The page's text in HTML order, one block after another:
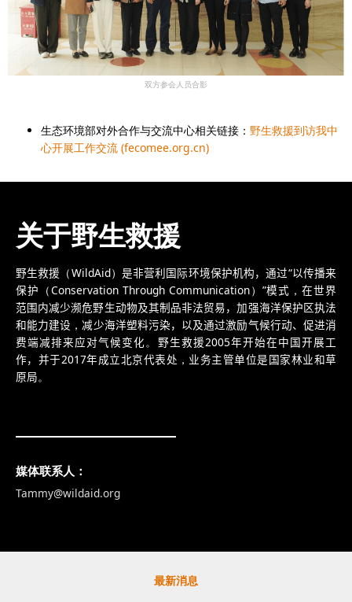
双方参会人员合影
生态环境部对外合作与交流中心相关链接： 野生救援到访我中
心开展工作交流 (fecomee.org.cn)
关于野生救援
野生救援 （WildAid） 是非营利国际环境保护机构，通过“以传播来
保护 （Conservation Through Communication） ”模式 ，在世界
范围内减少濒危野生动物及其制品非法贸易，加强海洋保护区执法
和能力建设 ，减少海洋塑料污染， 以及通过激励气候行动、促进消
费端减排来应对气候变化。 野生救援2005年开始在中国开展工
作，并于2017年成立北京代表处 ， 业务主管单位是国家林业和草
原局。
媒体联系人：
Tammy@wildaid.org
最新消息